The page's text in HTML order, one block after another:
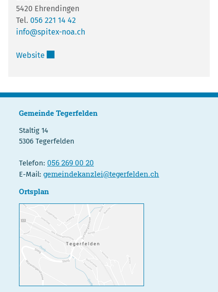
5420 Ehrendingen
Tel. 056 221 14 42
info@spitex-noa.ch
Website
Gemeinde Tegerfelden
Staltig 14
5306 Tegerfelden
Telefon: 056 269 00 20
E-Mail: gemeindekanzlei@tegerfelden.ch
Ortsplan